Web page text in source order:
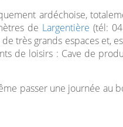
ardéchoise,
de Largentière (tél:
très grands espaces et,
de loisirs : Cave de
passer une journée au